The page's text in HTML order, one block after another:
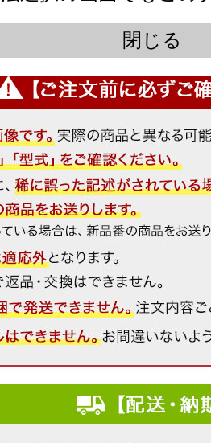
注文された商品の
閉じる